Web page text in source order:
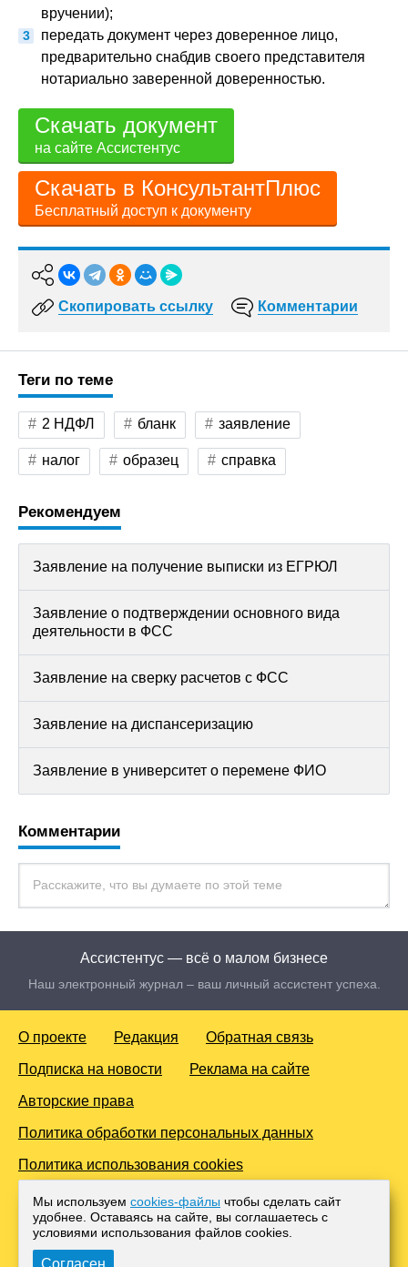
вручении);
передать документ через доверенное лицо,
предварительно снабдив своего представителя
нотариально заверенной доверенностью.
Скачать документ
на сайте Ассистентус
Скачать в КонсультантПлюс
Бесплатный доступ к документу
Скопировать ссылку Комментарии
Теги по теме
2 НДФЛ бланк заявление
налог образец справка
Рекомендуем
Заявление на получение выписки из ЕГРЮЛ
Заявление о подтверждении основного вида
деятельности в ФСС
Заявление на сверку расчетов с ФСС
Заявление на диспансеризацию
Заявление в университет о перемене ФИО
Комментарии
Ассистентус — всё о малом бизнесе
Наш электронный журнал – ваш личный ассистент успеха.
О проекте Редакция Обратная связь
Подписка на новости Реклама на сайте
Авторские права
Политика обработки персональных данных
Политика использования cookies
© 2016-2026 Все права защищены. Для лиц старше 18 лет.
Любое копирование материалов и тиражирование в сети
Интернет, либо печатных изданиях без согласования с
Администрацией проекта, преследуется законом.
Мы используем cookies-файлы чтобы сделать сайт
удобнее. Оставаясь на сайте, вы соглашаетесь с
условиями использования файлов cооkies.
Согласен